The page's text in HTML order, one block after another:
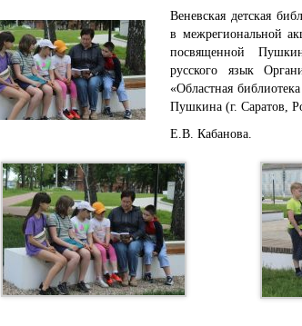
Веневская детская
в межрегиональной
посвященной
русского язык
«Областная
Пушкина (г. Саратов,
Е.В. Кабанова.